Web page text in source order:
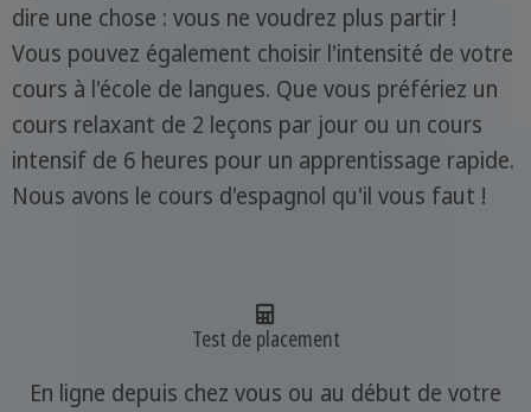
dire une chose : vous ne voudrez plus partir !
Vous pouvez également choisir l'intensité de votre
cours à l'école de langues. Que vous préfériez un
cours relaxant de 2 leçons par jour ou un cours
intensif de 6 heures pour un apprentissage rapide.
Nous avons le cours d'espagnol qu'il vous faut !
Test de placement
En ligne depuis chez vous ou au début de votre